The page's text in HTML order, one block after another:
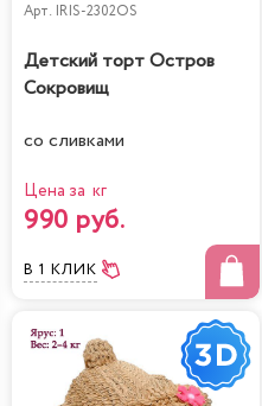
Арт. IRIS-2302OS
Детский торт Остров
Сокровищ
со сливками
Цена за кг
990 руб.
В 1 КЛИК